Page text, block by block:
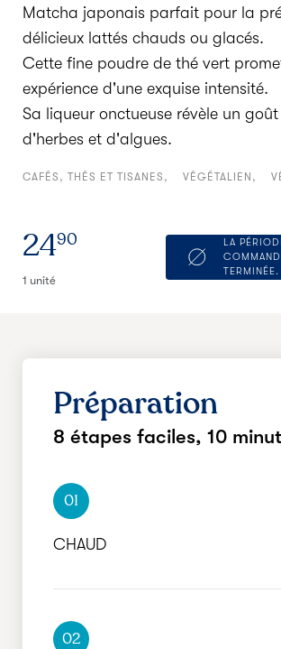
Matcha japonais parfait pour la
délicieux lattés chauds ou glacés.
Cette fine poudre de thé vert
expérience d'une exquise intensité.
Sa liqueur onctueuse révèle un
d'herbes et d'algues.
CAFÉS, THÉS ET TISANES VÉGÉTALIEN
2490
1 unité
LA
TERMINÉE.
Préparation
8 étapes faciles, 10
01
CHAUD
02